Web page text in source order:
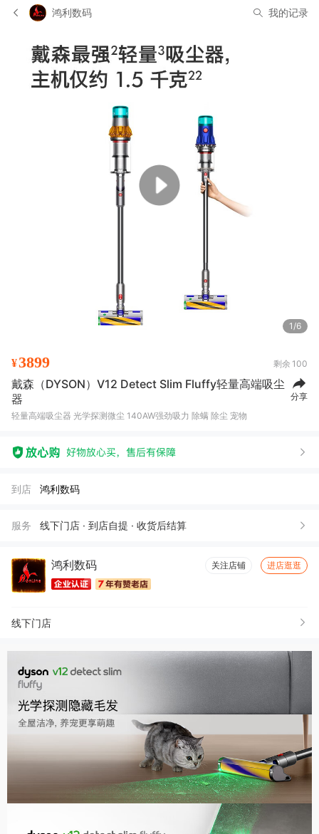
鸿利数码 我的记录
1/6
¥3899 剩余 100
戴森（DYSON）V12 Detect Slim Fluffy轻量高端吸尘
器
轻量高端吸尘器 光学探测微尘 140AW强劲吸力 除螨 除尘 宠物
分享
到店 鸿利数码
服务 线下门店 · 到店自提 · 收货后结算
鸿利数码 关注店铺 进店逛逛
线下门店